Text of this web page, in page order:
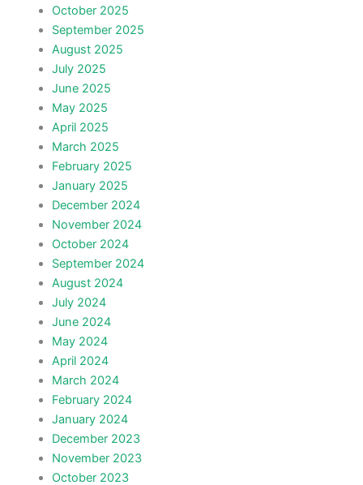
October 2025
September 2025
August 2025
July 2025
June 2025
May 2025
April 2025
March 2025
February 2025
January 2025
December 2024
November 2024
October 2024
September 2024
August 2024
July 2024
June 2024
May 2024
April 2024
March 2024
February 2024
January 2024
December 2023
November 2023
October 2023